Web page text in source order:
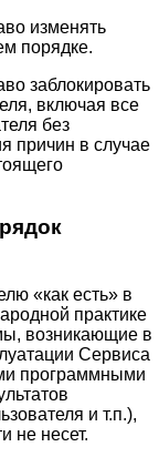
изменять
порядке.
заблокировать
включая все
без
причин в случае
«как есть» в
практике
возникающие в
Сервиса
программными
и т.п.),
не несет.